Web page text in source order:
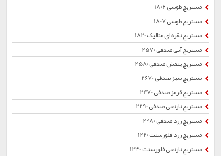
مستربچ طوسی 1806
مستربچ طوسی 1807
مستربچ نقره ای متالیک 1820
مستربچ آبی صدفی 2570
مستربچ بنفش صدفی 2580
مستربچ سبز صدفی 2670
مستربچ قرمز صدفی 2470
مستربچ نارنجی صدفی 2290
مستربچ زرد صدفی 2280
مستربچ زرد فلورسنت 1220
مستربچ نارنجی فلورسنت 1230